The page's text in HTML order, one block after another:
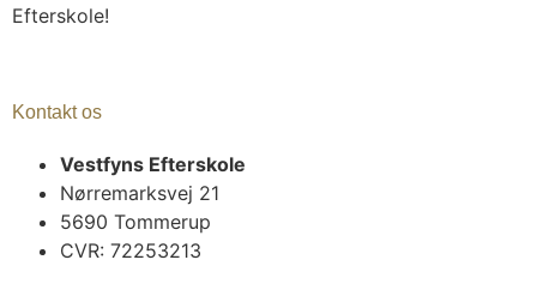
Efterskole!
Kontakt os
Vestfyns Efterskole
Nørremarksvej 21
5690 Tommerup
CVR: 72253213